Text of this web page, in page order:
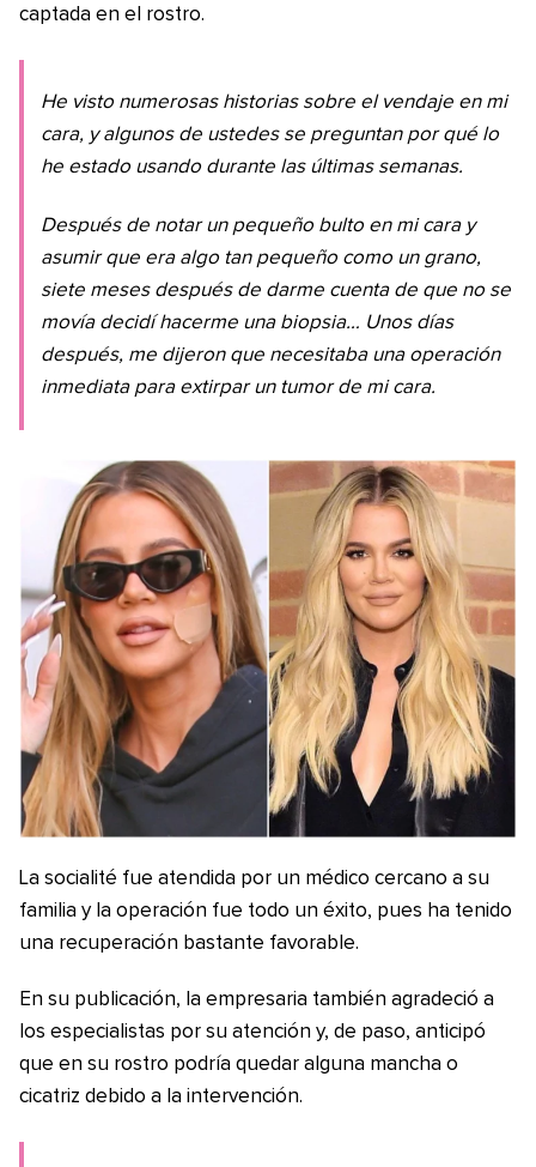
captada en el rostro.
He visto numerosas historias sobre el vendaje en mi
cara, y algunos de ustedes se preguntan por qué lo
he estado usando durante las últimas semanas.
Después de notar un pequeño bulto en mi cara y
asumir que era algo tan pequeño como un grano,
siete meses después de darme cuenta de que no se
movía decidí hacerme una biopsia… Unos días
después, me dijeron que necesitaba una operación
inmediata para extirpar un tumor de mi cara.
La socialité fue atendida por un médico cercano a su
familia y la operación fue todo un éxito, pues ha tenido
una recuperación bastante favorable.
En su publicación, la empresaria también agradeció a
los especialistas por su atención y, de paso, anticipó
que en su rostro podría quedar alguna mancha o
cicatriz debido a la intervención.